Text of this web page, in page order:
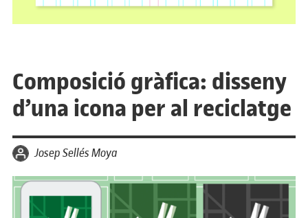
Composició gràfica: disseny
d’una icona per al reciclatge
per Josep Sellés Moya